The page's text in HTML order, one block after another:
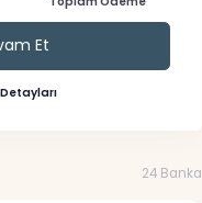
Et
24 Banka